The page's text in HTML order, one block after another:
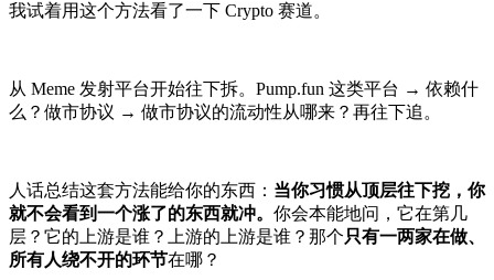
我试着用这个方法看了一下 Crypto 赛道。
从 Meme 发射平台开始往下拆。Pump.fun 这类平台 → 依赖什
么？做市协议 → 做市协议的流动性从哪来？再往下追。
人话总结这套方法能给你的东西： 当你习惯从顶层往下挖，你
就不会看到一个涨了的东西就冲。 你会本能地问，它在第几
层？它的上游是谁？上游的上游是谁？那个只有一两家在做、
所有人绕不开的环节在哪？